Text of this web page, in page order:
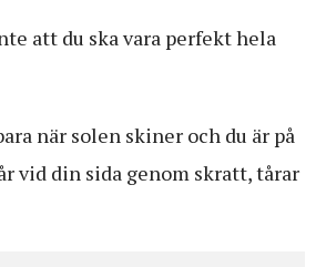
att du ska vara perfekt hela
när solen skiner och du är på
vid din sida genom skratt, tårar